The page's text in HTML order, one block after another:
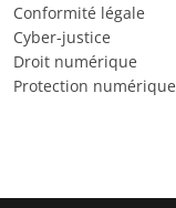
Conformité légale
Cyber-justice
Droit numérique
Protection numérique